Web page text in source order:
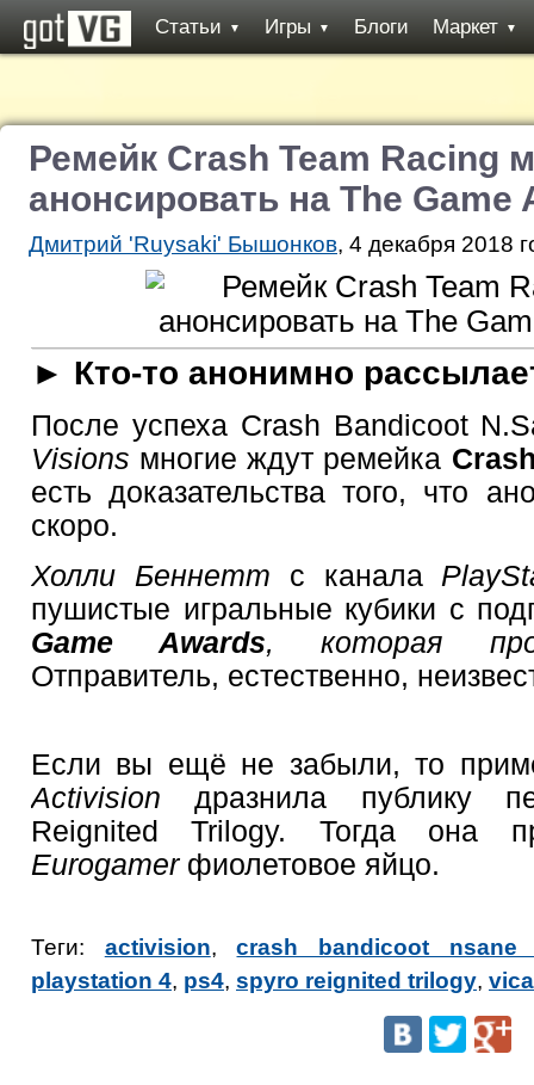
Статьи ▼ Игры ▼ Блоги Маркет ▼
Ремейк Crash Team Racing
анонсировать на The Game
Дмитрий 'Ruysaki' Бышонков, 4 декабря 2018
► Кто-то анонимно
После успеха Crash Bandicoot
Visions многие ждут ремейка
есть доказательства того, что
скоро.
Холли Беннетт с канала
пушистые игральные кубики с
Game Awards, которая
Отправитель, естественно,
Если вы ещё не забыли, то
Activision дразнила публику
Reignited Trilogy. Тогда она
Eurogamerфиолетовое яйцо.
Теги: activision,crash bandicoot nsane
playstation 4, ps4, spyro reignited trilogy,